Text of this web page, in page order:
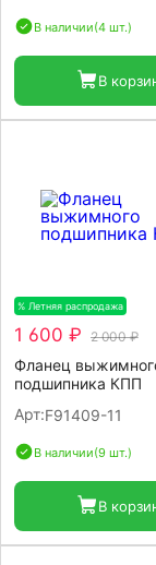
В наличии(4 шт.)
В
% Летняя распродажа
1 600 ₽ 2 000 ₽
Фланец
подшипника КПП
Арт:F91409-11
В наличии(9 шт.)
В